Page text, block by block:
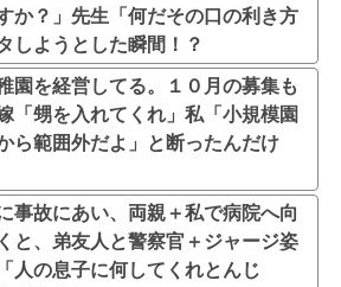
か？」先生「何だその口の利き方
しようとした瞬間！？
園を経営してる。１０月の募集も
「甥を入れてくれ」私「小規模園
ら範囲外だよ」と断ったんだけ
事故にあい、両親＋私で病院へ向
と、弟友人と警察官＋ジャージ姿
人の息子に何してくれとんじ